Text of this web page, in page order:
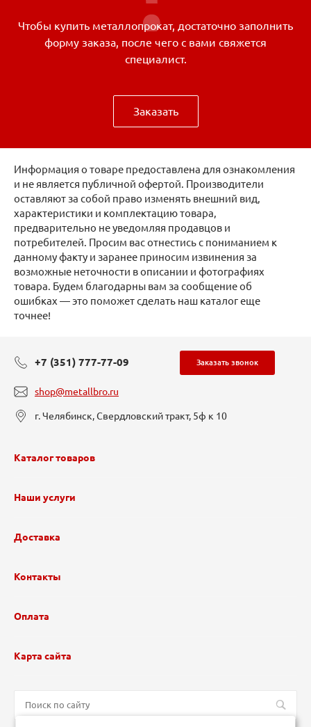
Чтобы купить металлопрокат, достаточно заполнить
форму заказа, после чего с вами свяжется
специалист.
Заказать
Информация о товаре предоставлена для ознакомления
и не является публичной офертой. Производители
оставляют за собой право изменять внешний вид,
характеристики и комплектацию товара,
предварительно не уведомляя продавцов и
потребителей. Просим вас отнестись с пониманием к
данному факту и заранее приносим извинения за
возможные неточности в описании и фотографиях
товара. Будем благодарны вам за сообщение об
ошибках — это поможет сделать наш каталог еще
точнее!
+7 (351) 777-77-09 Заказать звонок
shop@metallbro.ru
г. Челябинск, Свердловский тракт, 5ф к 10
Каталог товаров
Наши услуги
Доставка
Контакты
Оплата
Карта сайта